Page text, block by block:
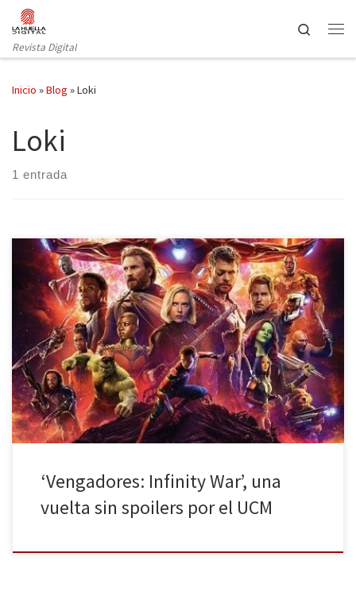
Saltar al contenido
Revista Digital
Search
Inicio »Blog »Loki
Loki
1 entrada
Llegó el día que millones de personas estaban esperando, el 27
de abril se estrenó a nivel mundial Vengadores: Infinity War, la
última superproducción de Marvel hasta la fecha. No solo es la
película más ambiciosa del Universo Cinematográfico Marvel (UCM
a partir de ahora) dicho por los directores Anthony […]
‘Vengadores: Infinity War’, una
vuelta sin spoilers por el UCM